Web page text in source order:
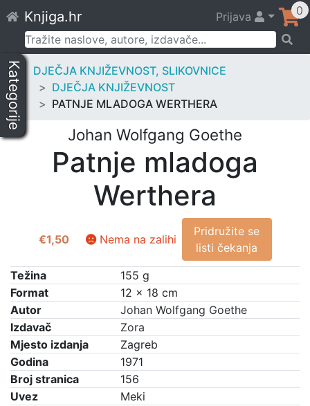
to
content
Knjiga.hr Prijava 0
Pretraži:
Kategorije
DJEČJA KNJIŽEVNOST, SLIKOVNICE
DJEČJA KNJIŽEVNOST
PATNJE MLADOGA WERTHERA
Johan Wolfgang Goethe
Patnje mladoga
Werthera
€1,50 Nema na zalihi
Pridružite se
listi čekanja
Težina
155 g
Format
12 × 18 cm
Autor
Johan Wolfgang Goethe
Izdavač
Zora
Mjesto izdanja
Zagreb
Godina
1971
Broj stranica
156
Uvez
Meki